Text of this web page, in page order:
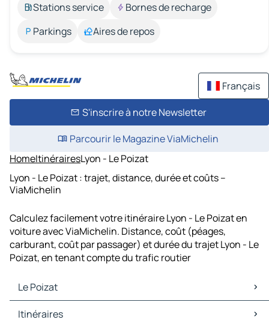
Stations service
Bornes de recharge
Parkings
Aires de repos
Français
S'inscrire à notre Newsletter
Parcourir le Magazine ViaMichelin
HomeItinérairesLyon - Le Poizat
Lyon - Le Poizat : trajet, distance, durée et coûts –
ViaMichelin
Calculez facilement votre itinéraire Lyon - Le Poizat en
voiture avec ViaMichelin. Distance, coût (péages,
carburant, coût par passager) et durée du trajet Lyon - Le
Poizat, en tenant compte du trafic routier
Le Poizat
Le Poizat Cartes et plans
Itinéraires